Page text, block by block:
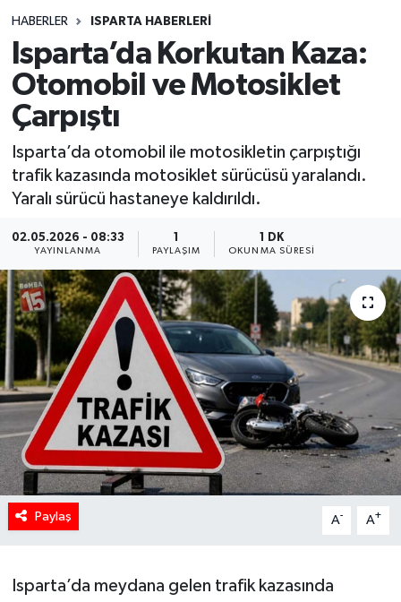
HABERLER ISPARTA HABERLERİ
Isparta’da Korkutan Kaza:
Otomobil ve Motosiklet
Çarpıştı
Isparta’da otomobil ile motosikletin çarpıştığı
trafik kazasında motosiklet sürücüsü yaralandı.
Yaralı sürücü hastaneye kaldırıldı.
02.05.2026 - 08:33
YAYINLANMA
1
PAYLAŞIM
1 DK
OKUNMA SÜRESI
Paylaş A- A+
Isparta’da meydana gelen trafik kazasında
Spor
Tebrik
Türkiye